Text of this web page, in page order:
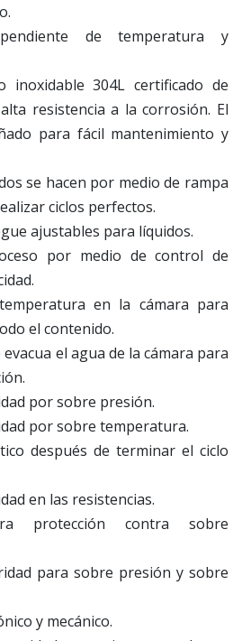
de temperatura y
inoxidable 304L certificado de
resistencia a la corrosión. El
para fácil mantenimiento y
se hacen por medio de rampa
ciclos perfectos.
ajustables para líquidos.
por medio de control de
en la cámara para
el contenido.
el agua de la cámara para
por sobre presión.
por sobre temperatura.
después de terminar el ciclo
en las resistencias.
protección contra sobre
para sobre presión y sobre
y mecánico.